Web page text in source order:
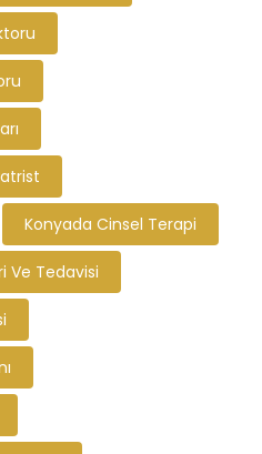
Konyada Cinsel Terapi
Ve Tedavisi